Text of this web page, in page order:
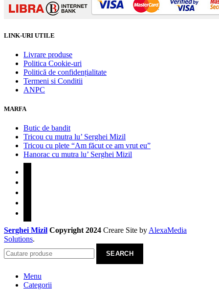
LINK-URI UTILE
Livrare produse
Politica Cookie-uri
Politică de confidențialitate
Termeni si Conditii
ANPC
MARFA
Butic de bandit
Tricou cu mutra lu’ Serghei Mizil
Tricou cu plete “Am făcut ce am vrut eu”
Hanorac cu mutra lu’ Serghei Mizil
Serghei Mizil Copyright 2024 Creare Site by AlexaMedia
Solutions.
SEARCH
Menu
Categorii